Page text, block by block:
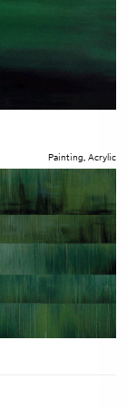
Painting, Acrylic